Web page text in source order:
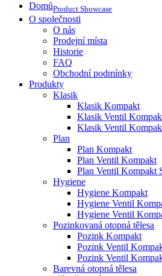
DomůProduct Showcase
O společnosti
O nás
Prodejní místa
Historie
FAQ
Obchodní podmínky
Produkty
Klasik
Klasik Kompakt
Klasik Ventil
Klasik Ventil
Plan
Plan Kompakt
Plan Ventil Kompakt
Plan Ventil Kompakt
Hygiene
Hygiene Kompakt
Hygiene Ventil
Hygiene Ventil
Pozinkovaná otopná tělesa
Pozink Kompakt
Pozink Ventil
Pozink Ventil
Barevná otopná tělesa